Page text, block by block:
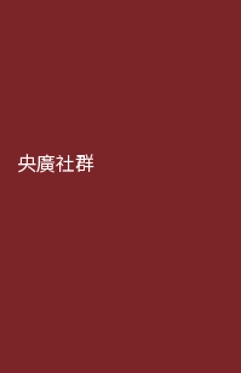
央廣社群